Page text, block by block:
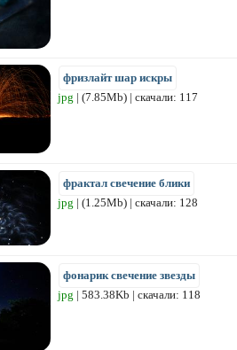
фризлайт шар искры
jpg | (7.85Mb) | скачали: 117
фрактал свечение блики
jpg | (1.25Mb) | скачали: 128
фонарик свечение звезды
jpg | 583.38Kb | скачали: 118